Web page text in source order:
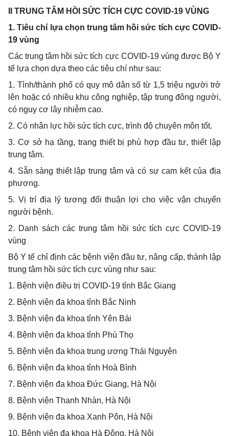
II TRUNG TÂM HỒI SỨC TÍCH CỰC COVID-19 VÙNG
1. Tiêu chí lựa chọn trung tâm hồi sức tích cực COVID-
19 vùng
Các trung tâm hồi sức tích cực COVID-19 vùng được Bộ Y
tế lựa chọn dựa theo các tiêu chí như sau:
1. Tỉnh/thành phố có quy mô dân số từ 1,5 triệu người trở
lên hoặc có nhiều khu công nghiệp, tập trung đông người,
có nguy cơ lây nhiễm cao.
2. Có nhân lực hồi sức tích cực, trình độ chuyên môn tốt.
3. Cơ sở hạ tầng, trang thiết bị phù hợp đầu tư, thiết lập
trung tâm.
4. Sẵn sàng thiết lập trung tâm và có sự cam kết của địa
phương.
5. Vị trí địa lý tương đối thuận lợi cho việc vận chuyển
người bệnh.
2. Danh sách các trung tâm hồi sức tích cực COVID-19
vùng
Bộ Y tế chỉ định các bệnh viện đầu tư, nâng cấp, thành lập
trung tâm hồi sức tích cực vùng như sau:
1. Bệnh viện điều trị COVID-19 tỉnh Bắc Giang
2. Bệnh viện đa khoa tỉnh Bắc Ninh
3. Bệnh viện đa khoa tỉnh Yên Bái
4. Bệnh viện đa khoa tỉnh Phú Thọ
5. Bệnh viện đa khoa trung ương Thái Nguyên
6. Bệnh viện đa khoa tỉnh Hoà Bình
7. Bệnh viện đa khoa Đức Giang, Hà Nội
8. Bệnh viện Thanh Nhàn, Hà Nội
9. Bệnh viện đa khoa Xanh Pôn, Hà Nội
10. Bệnh viện đa khoa Hà Đông, Hà Nội